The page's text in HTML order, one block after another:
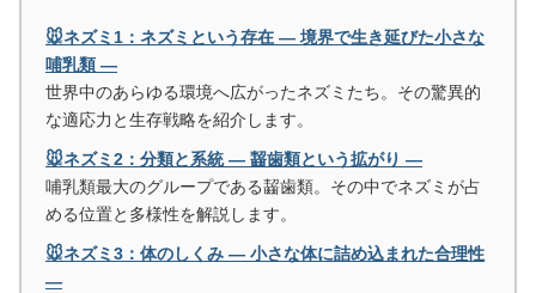
🐭ネズミ1：ネズミという存在 ― 境界で生き延びた小さな
哺乳類 ―
世界中のあらゆる環境へ広がったネズミたち。その驚異的
な適応力と生存戦略を紹介します。
🐭ネズミ2：分類と系統 ― 齧歯類という拡がり ―
哺乳類最大のグループである齧歯類。その中でネズミが占
める位置と多様性を解説します。
🐭ネズミ3：体のしくみ ― 小さな体に詰め込まれた合理性
―